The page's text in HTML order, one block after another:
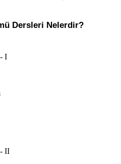
Dersleri Nelerdir?
I
II